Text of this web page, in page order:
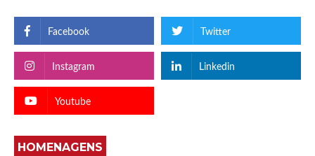
Facebook Twitter
Instagram Linkedin
Youtube
HOMENAGENS